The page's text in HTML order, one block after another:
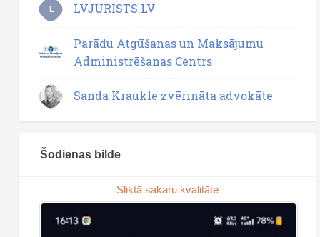
L LVJURISTS.LV
Parādu Atgūšanas un Maksājumu
Administrēšanas Centrs
Sanda Kraukle zvērināta advokāte
Šodienas bilde
Sliktā sakaru kvalitāte